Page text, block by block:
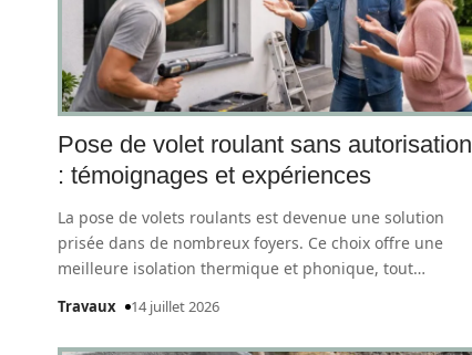
Pose de volet roulant sans autorisation
: témoignages et expériences
La pose de volets roulants est devenue une solution
prisée dans de nombreux foyers. Ce choix offre une
meilleure isolation thermique et phonique, tout…
Travaux 14 juillet 2026